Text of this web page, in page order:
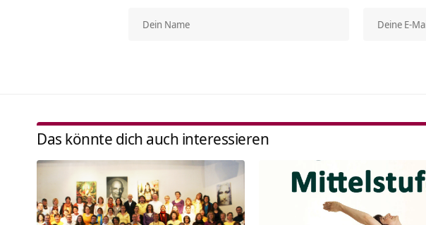
Das könnte dich auch interessieren